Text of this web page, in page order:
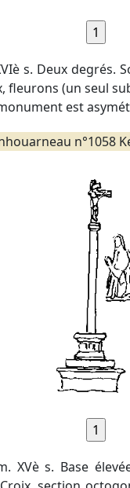
s. Deux degrés.
fleurons (un seul
est
n°1058
XVè s. Base